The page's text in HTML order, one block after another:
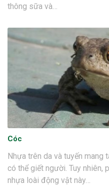
thông sữa và…
Cóc
Nhựa trên da và tuyến
có thể giết người. Tuy nhiên,
nhựa loài động vật này…